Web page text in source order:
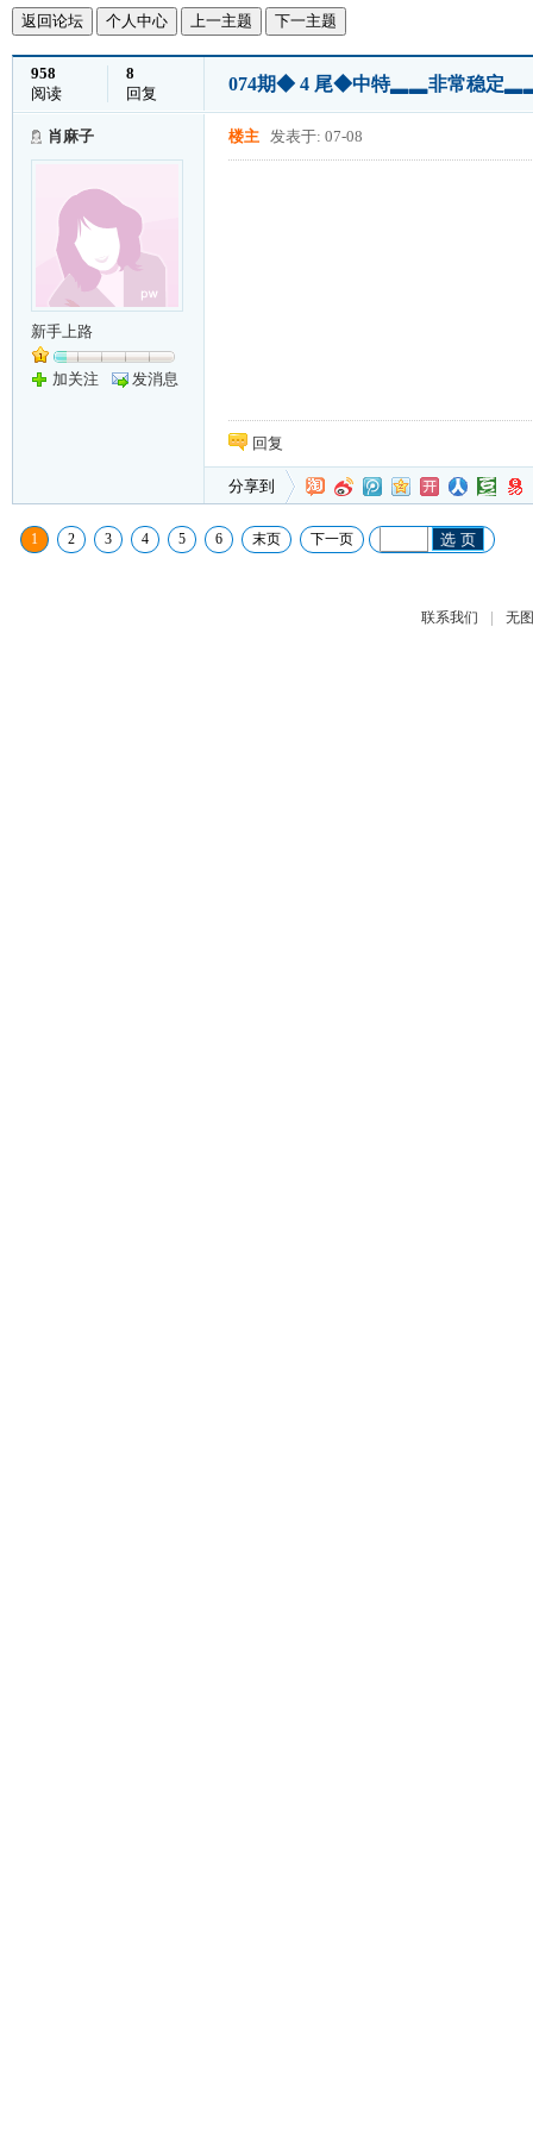
返回论坛 个人中心 上一主题 下一主题
958
阅读
8
回复
074期◆ 4 尾◆中特▂▂非常稳定
肖麻子
新手上路
加关注 发消息
楼主 发表于: 07-08
回复
分享到
1 2 3 4 5 6 末页 下一页 选 页
联系我们 | 无